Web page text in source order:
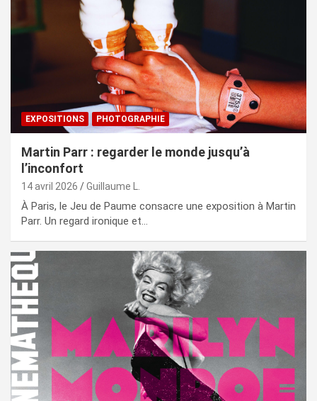
EXPOSITIONS PHOTOGRAPHIE
Martin Parr : regarder le monde jusqu’à
l’inconfort
14 avril 2026 Guillaume L.
À Paris, le Jeu de Paume consacre une exposition à Martin
Parr. Un regard ironique et…